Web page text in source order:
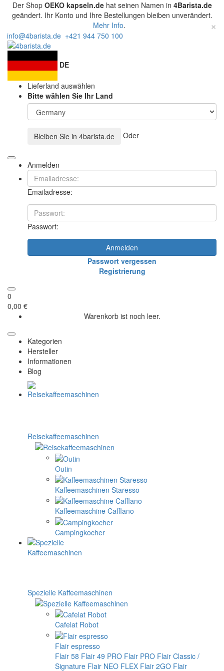
Der Shop OEKO kapseln.dehat seinen Namen in 4Barista.de
geändert. Ihr Konto und Ihre Bestellungen bleiben unverändert.
Mehr Info. ×
info@4barista.de +421 944 750 100
DE
Lieferland auswählen
Bitte wählen Sie Ihr Land
Bleiben Sie in 4barista.de Oder
Anmelden
Emailadresse:
Passwort:
Anmelden
Passwort vergessen
Registrierung
0
0,00 €
Warenkorb ist noch leer.
Kategorien
Hersteller
Informationen
Blog
Reisekaffeemaschinen
Outin
Kaffeemaschinen Staresso
Kaffeemaschine Cafflano
Campingkocher
Spezielle Kaffeemaschinen
Cafelat Robot
Flair espresso
Flair 58 Flair 49 PRO Flair PRO Flair Classic /
Signature Flair NEO FLEX Flair 2GO Flair